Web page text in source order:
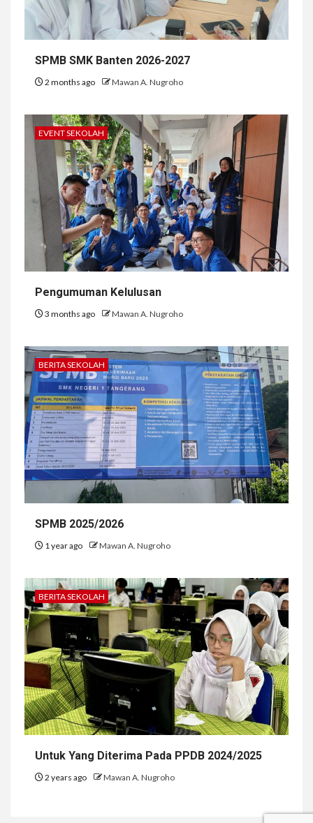
SPMB SMK Banten 2026-2027
2 months ago Mawan A. Nugroho
EVENT SEKOLAH
Pengumuman Kelulusan
3 months ago Mawan A. Nugroho
BERITA SEKOLAH
SPMB 2025/2026
1 year ago Mawan A. Nugroho
BERITA SEKOLAH
Untuk Yang Diterima Pada PPDB 2024/2025
2 years ago Mawan A. Nugroho